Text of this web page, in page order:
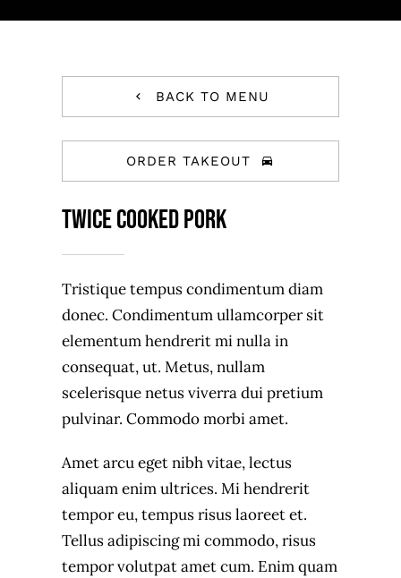
ANFRAGE
BACK TO MENU
ORDER TAKEOUT
Twice Cooked Pork
Tristique tempus condimentum diam
donec. Condimentum ullamcorper sit
elementum hendrerit mi nulla in
consequat, ut. Metus, nullam
scelerisque netus viverra dui pretium
pulvinar. Commodo morbi amet.
Amet arcu eget nibh vitae, lectus
aliquam enim ultrices. Mi hendrerit
tempor eu, tempus risus laoreet et.
Tellus adipiscing mi commodo, risus
tempor volutpat amet cum. Enim quam